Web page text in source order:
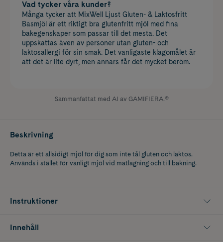
Vad tycker våra kunder?
Många tycker att MixWell Ljust Gluten- & Laktosfritt
Basmjöl är ett riktigt bra glutenfritt mjöl med fina
bakegenskaper som passar till det mesta. Det
uppskattas även av personer utan gluten- och
laktosallergi för sin smak. Det vanligaste klagomålet är
att det är lite dyrt, men annars får det mycket beröm.
Sammanfattat med AI av GAMIFIERA.®
Beskrivning
Detta är ett allsidigt mjöl för dig som inte tål gluten och laktos.
Används i stället för vanligt mjöl vid matlagning och till bakning.
Instruktioner
Innehåll